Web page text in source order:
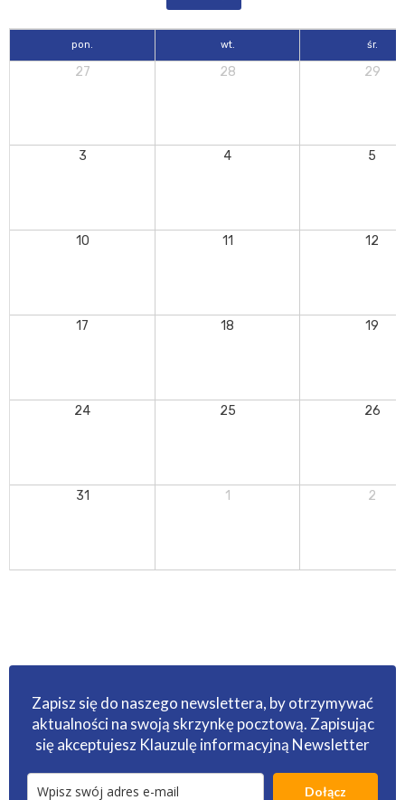
pon. wt. śr.
27 28 29
3 4 5
10 11 12
17 18 19
24 25 26
31 1 2
Zapisz się do naszego newslettera, by otrzymywać
aktualności na swoją skrzynkę pocztową. Zapisując
się akceptujesz Klauzulę informacyjną Newsletter
Dołącz